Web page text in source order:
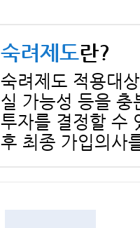
숙려제도란?
숙려제도 적용대
실 가능성 등을 충
투자를 결정할 수
후 최종 가입의사